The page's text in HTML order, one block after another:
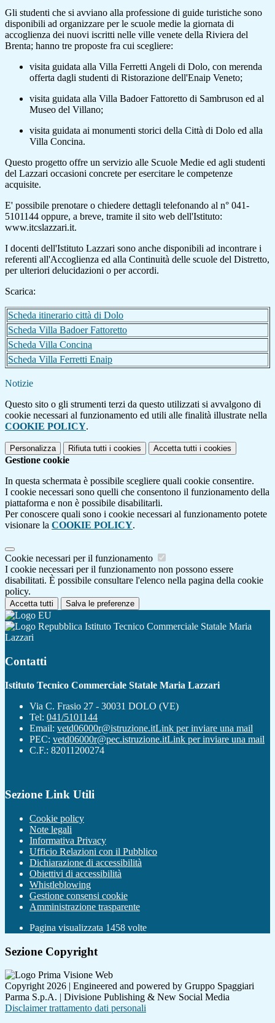
Gli studenti che si avviano alla professione di guide turistiche sono
disponibili ad organizzare per le scuole medie la giornata di
accoglienza dei nuovi iscritti nelle ville venete della Riviera del
Brenta; hanno tre proposte fra cui scegliere:
visita guidata alla Villa Ferretti Angeli di Dolo, con merenda
offerta dagli studenti di Ristorazione dell'Enaip Veneto;
visita guidata alla Villa Badoer Fattoretto di Sambruson ed al
Museo del Villano;
visita guidata ai monumenti storici della Città di Dolo ed alla
Villa Concina.
Questo progetto offre un servizio alle Scuole Medie ed agli studenti
del Lazzari occasioni concrete per esercitare le competenze
acquisite.
E' possibile prenotare o chiedere dettagli telefonando al n° 041-
5101144 oppure, a breve, tramite il sito web dell'Istituto:
www.itcslazzari.it.
I docenti dell'Istituto Lazzari sono anche disponibili ad incontrare i
referenti all'Accoglienza ed alla Continuità delle scuole del Distretto,
per ulteriori delucidazioni o per accordi.
Scarica:
Scheda itinerario città di Dolo
Scheda Villa Badoer Fattoretto
Scheda Villa Concina
Scheda Villa Ferretti Enaip
Notizie
Questo sito o gli strumenti terzi da questo utilizzati si avvalgono di
cookie necessari al funzionamento ed utili alle finalità illustrate nella
COOKIE POLICY.
Personalizza Rifiuta tutti i cookies Accetta tutti i cookies
Gestione cookie
In questa schermata è possibile scegliere quali cookie consentire.
I cookie necessari sono quelli che consentono il funzionamento della
piattaforma e non è possibile disabilitarli.
Per conoscere quali sono i cookie necessari al funzionamento potete
visionare la COOKIE POLICY.
Cookie necessari per il funzionamento
I cookie necessari per il funzionamento non possono essere
disabilitati. È possibile consultare l'elenco nella pagina della cookie
policy.
Accetta tutti Salva le preferenze
Istituto Tecnico Commerciale Statale Maria
Lazzari
Contatti
Istituto Tecnico Commerciale Statale Maria Lazzari
Via C. Frasio 27 - 30031 DOLO (VE)
Tel: 041/5101144
Email: vetd06000r@istruzione.itLink per inviare una mail
PEC: vetd06000r@pec.istruzione.itLink per inviare una mail
C.F.: 82011200274
Sezione Link Utili
Cookie policy
Note legali
Informativa Privacy
Ufficio Relazioni con il Pubblico
Dichiarazione di accessibilità
Obiettivi di accessibilità
Whistleblowing
Gestione consensi cookie
Amministrazione trasparente
Pagina visualizzata 1458 volte
Sezione Copyright
Copyright 2026 | Engineered and powered by Gruppo Spaggiari
Parma S.p.A. | Divisione Publishing & New Social Media
Disclaimer trattamento dati personali